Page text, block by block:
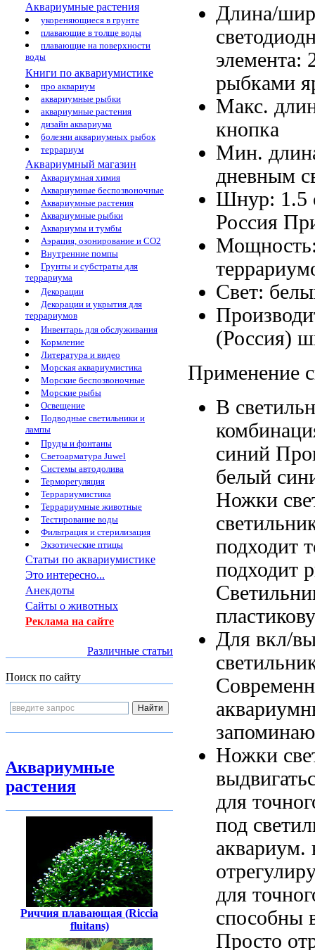
Аквариумные растения
укореняющиеся в грунте
плавающие в толще воды
плавающие на поверхности
воды
Книги по аквариумистике
про аквариум
аквариумные рыбки
аквариумные растения
дизайн аквариума
болезни аквариумных рыбок
террариум
Аквариумный магазин
Аквариумная химия
Аквариумные беспозвоночные
Аквариумные растения
Аквариумные рыбки
Аквариумы и тумбы
Аэрация, озонирование и CO2
Внутренние помпы
Грунты и субстраты для
террариума
Декорации
Декорации и укрытия для
террариумов
Инвентарь для обслуживания
Кормление
Литература и видео
Морская аквариумистика
Морские беспозвоночные
Морские рыбы
Освещение
Подводные светильники и
лампы
Пруды и фонтаны
Светоарматура Juwel
Системы автодолива
Терморегуляция
Террариумистика
Террариумные животные
Тестирование воды
Фильтрация и стерилизация
Экзотические птицы
Статьи по аквариумистике
Это интересно...
Анекдоты
Сайты о животных
Реклама на сайте
Различные статьи
Поиск по сайту
Аквариумные
растения
Риччия плавающая (Riccia
fluitans)
Длина/
элемента:
рыбками
Макс.
кнопка
Мин.
дневным
Шнур: 1.5
Россия
Свет:
(Россия)
Применение
В
синий
белый
Ножки
подходит
подходит
Для вкл/
Ножки
для
под
аквариум.
для
способны
Просто